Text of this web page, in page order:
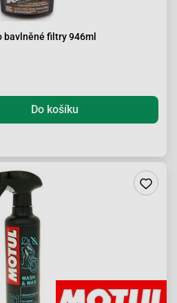
bavlněné filtry 946ml
Do košíku